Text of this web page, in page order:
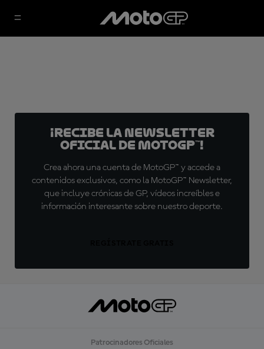
¡Recibe la Newsletter
oficial de MotoGP™!
Crea ahora una cuenta de MotoGP™ y accede a
contenidos exclusivos, como la MotoGP™ Newsletter,
que incluye crónicas de GP, vídeos increíbles e
información interesante sobre nuestro deporte.
Patrocinadores Oficiales